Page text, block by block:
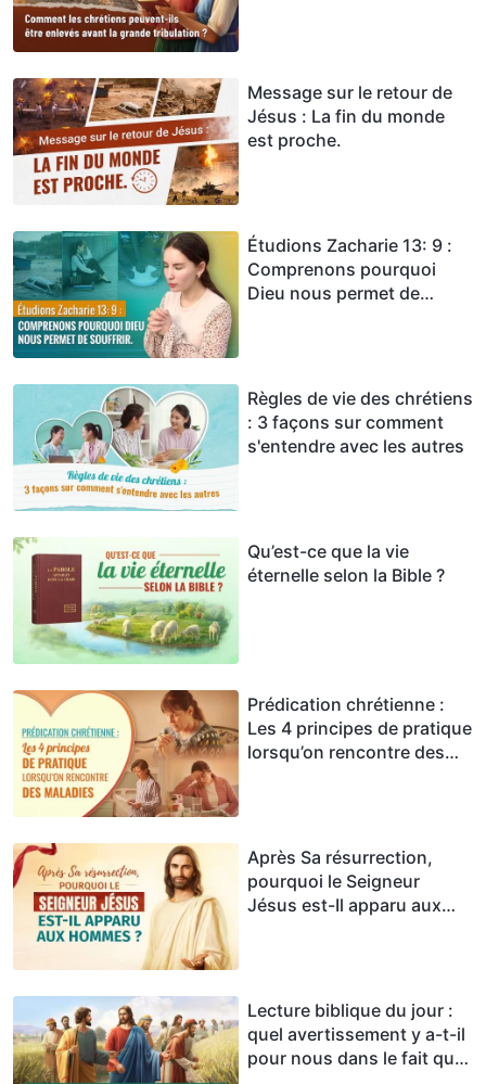
Message sur le retour de
Jésus : La fin du monde
est proche.
Étudions Zacharie 13: 9 :
Comprenons pourquoi
Dieu nous permet de
Règles de vie des chrétiens
: 3 façons sur comment
s'entendre avec les autres
Qu’est-ce que la vie
éternelle selon la Bible ?
Prédication chrétienne :
Les 4 principes de pratique
lorsqu’on rencontre des
Après Sa résurrection,
pourquoi le Seigneur
Jésus est-Il apparu aux
Lecture biblique du jour :
quel avertissement y a-t-il
pour nous dans le fait que